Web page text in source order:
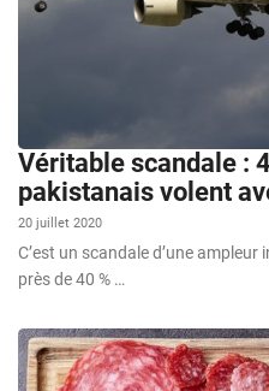
Véritable scandale :
pakistanais volent
20 juillet 2020
C’est un scandale d’une
près de 40 % …